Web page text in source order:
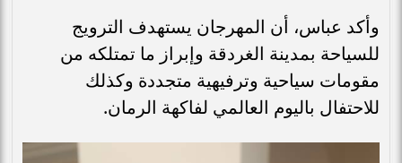
وأكد عباس، أن المهرجان يستهدف الترويج
للسياحة بمدينة الغردقة وإبراز ما تمتلكه من
مقومات سياحية وترفيهية متجددة وكذلك
للاحتفال باليوم العالمي لفاكهة الرمان.